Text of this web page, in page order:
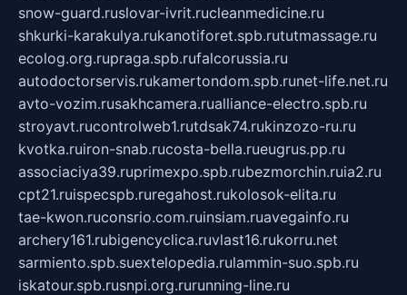
snow-guard.ruslovar-ivrit.rucleanmedicine.ru
shkurki-karakulya.rukanotiforet.spb.rututmassage.ru
ecolog.org.rupraga.spb.rufalcorussia.ru
autodoctorservis.rukamertondom.spb.runet-life.net.ru
avto-vozim.rusakhcamera.rualliance-electro.spb.ru
stroyavt.rucontrolweb1.rutdsak74.rukinzozo-ru.ru
kvotka.ruiron-snab.rucosta-bella.rueugrus.pp.ru
associaciya39.ruprimexpo.spb.rubezmorchin.ruia2.ru
cpt21.ruispecspb.ruregahost.rukolosok-elita.ru
tae-kwon.ruconsrio.com.ruinsiam.ruavegainfo.ru
archery161.rubigencyclica.ruvlast16.rukorru.net
sarmiento.spb.suextelopedia.rulammin-suo.spb.ru
iskatour.spb.rusnpi.org.rurunning-line.ru